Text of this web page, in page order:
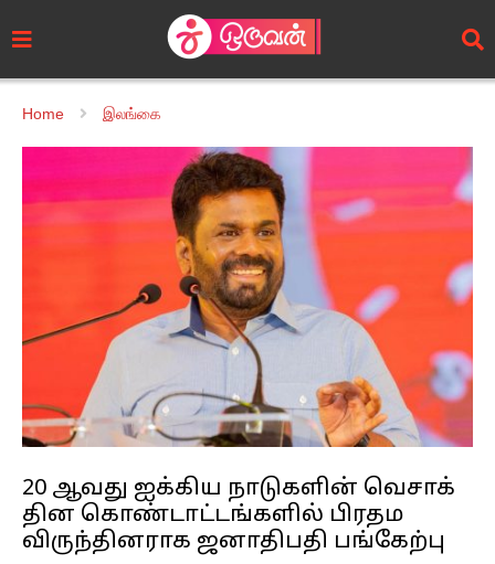
Home இலங்கை
20 ஆவது ஐக்கிய நாடுகளின் வெசாக்
தின கொண்டாட்டங்களில் பிரதம
விருந்தினராக ஜனாதிபதி பங்கேற்பு